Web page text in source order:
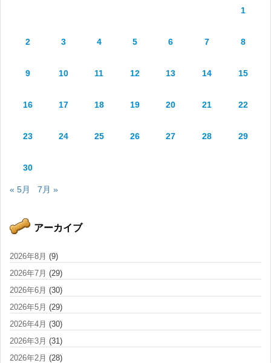
1
2 3 4 5 6 7 8
9 10 11 12 13 14 15
16 17 18 19 20 21 22
23 24 25 26 27 28 29
30
« 5月 7月 »
アーカイブ
2026年8月 (9)
2026年7月 (29)
2026年6月 (30)
2026年5月 (29)
2026年4月 (30)
2026年3月 (31)
2026年2月 (28)